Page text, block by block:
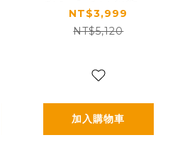
給｜穩定支持行動
力｜【食技研】德
肽-增強行動力(專利
入
NT$3,999
NT$5,120
加入購物車